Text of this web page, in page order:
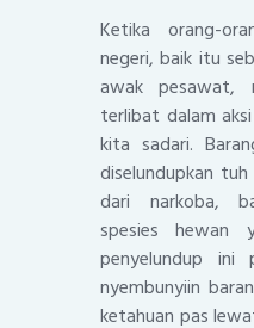
Ketika orang-
negeri, baik itu
awak pesawat,
terlibat dalam
kita sadari.
diselundupkan
dari narkoba,
spesies hewan
penyelundup ini
nyembunyiin
ketahuan pas